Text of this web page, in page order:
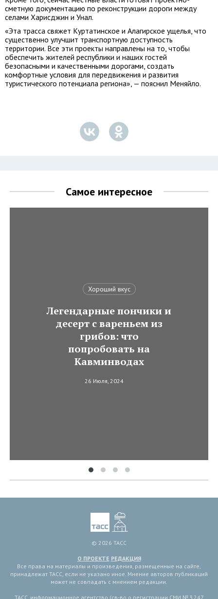
сметную документацию по реконструкции дороги между
селами Харисджин и Унал.
«Эта трасса свяжет Куртатинское и Алагирское ущелья, что
существенно улучшит транспортную доступность
территории. Все эти проекты направлены на то, чтобы
обеспечить жителей республики и наших гостей
безопасными и качественными дорогами, создать
комфортные условия для передвижения и развития
туристического потенциала региона», — пояснил Меняйло.
Самое интересное
Хороший вкус
Легендарные пончики и
десерт с вареньем из
грибов: что
попробовать на
Кавминводах
26 Июля, 2024
© 2026 ТАСС
О ПРОЕКТЕ РЕДАКЦИЯ
Все права на материалы и произведения, размещенные на сайте,
принадлежат ТАСС, если не указано иное. Мнение авторов публикаций
может не совпадать с мнением редакции.
ТАСС, информационное агентство (св-во о регистрации СМИ № 3 247